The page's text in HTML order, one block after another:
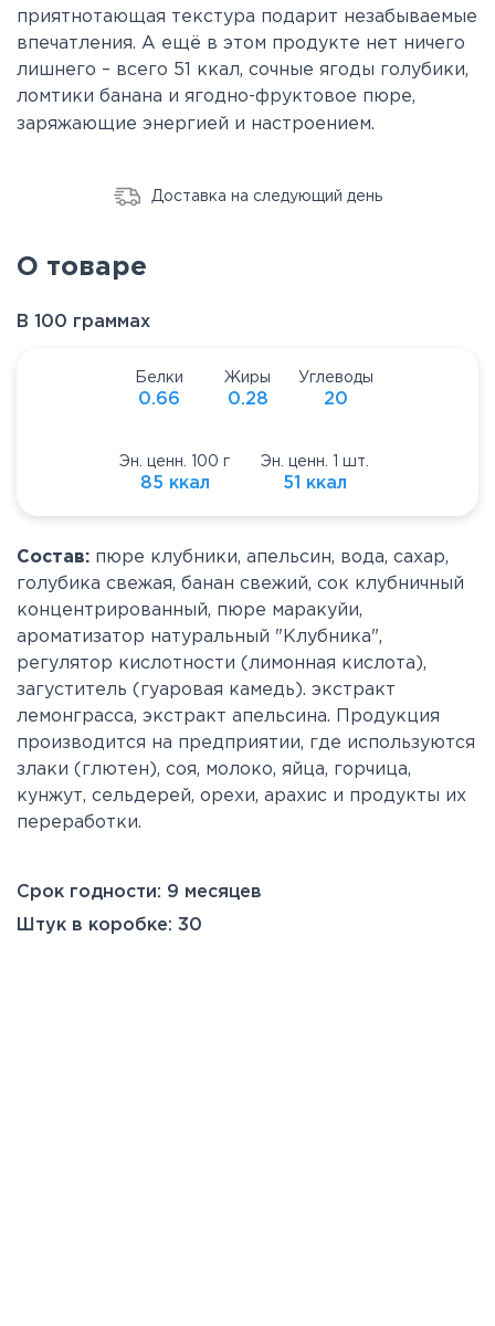
приятнотающая текстура подарит незабываемые
впечатления. А ещё в этом продукте нет ничего
лишнего – всего 51 ккал, сочные ягоды голубики,
ломтики банана и ягодно-фруктовое пюре,
заряжающие энергией и настроением.
Доставка на следующий день
О товаре
В 100 граммах
Белки
0.66
Жиры
0.28
Углеводы
20
Эн. ценн. 100 г
85 ккал
Эн. ценн. 1 шт.
51 ккал
Состав: пюре клубники, апельсин, вода, сахар,
голубика свежая, банан свежий, сок клубничный
концентрированный, пюре маракуйи,
ароматизатор натуральный "Клубника",
регулятор кислотности (лимонная кислота),
загуститель (гуаровая камедь). экстракт
лемонграсса, экстракт апельсина. Продукция
производится на предприятии, где используются
злаки (глютен), соя, молоко, яйца, горчица,
кунжут, сельдерей, орехи, арахис и продукты их
переработки.
Срок годности: 9 месяцев
Штук в коробке: 30